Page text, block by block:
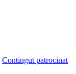
Contingut patrocinat